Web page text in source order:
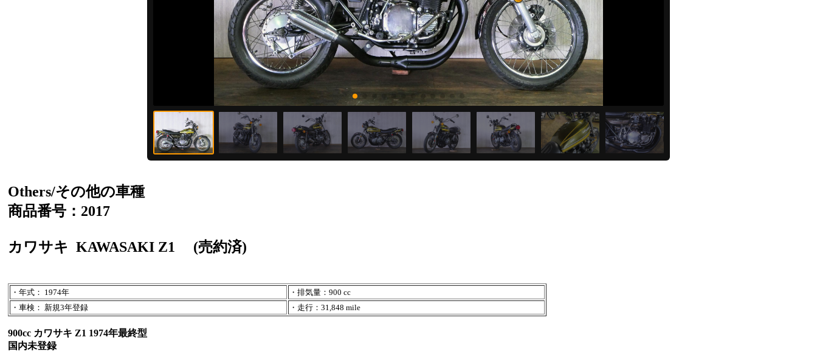
Others/その他の車種
商品番号：2017
カワサキ KAWASAKI Z1 (売約済)
・年式： 1974年
・排気量：900 cc
・車検： 新規3年登録
・走行：31,848 mile
900cc カワサキ Z1 1974年最終型
国内未登録